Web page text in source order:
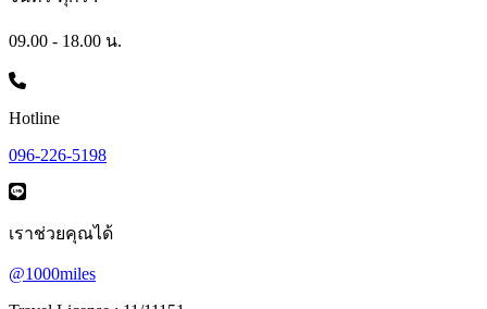
09.00 - 18.00 น.
Hotline
096-226-5198
เราช่วยคุณได้
@1000miles